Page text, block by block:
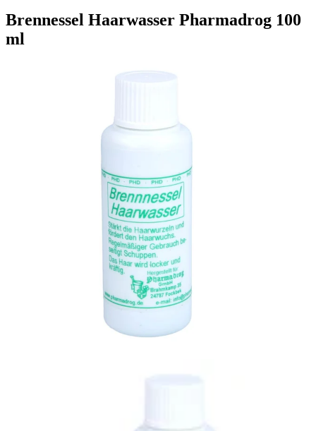
Brennessel Haarwasser Pharmadrog 100
ml